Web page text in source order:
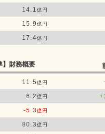
14.1億円
15.9億円
17.4億円
財務概要
11.5億円
6.2億円
-5.3億円
80.3億円